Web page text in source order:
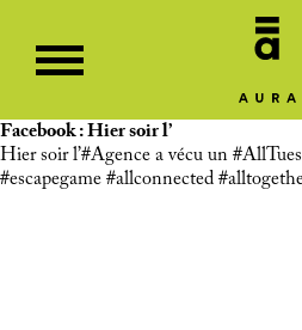
Facebook : Hier soir l’
Hier soir l’#Agence a vécu un
#escapegame #allconnected